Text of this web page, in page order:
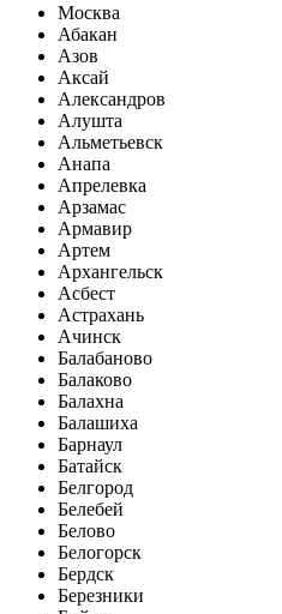
Москва
Абакан
Азов
Аксай
Александров
Алушта
Альметьевск
Анапа
Апрелевка
Арзамас
Армавир
Артем
Архангельск
Асбест
Астрахань
Ачинск
Балабаново
Балаково
Балахна
Балашиха
Барнаул
Батайск
Белгород
Белебей
Белово
Белогорск
Бердск
Березники